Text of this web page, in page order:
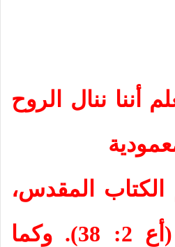
أننا ننال الروح
الكتاب المقدس،
كما ورد فى (أع 2: 38). وكما